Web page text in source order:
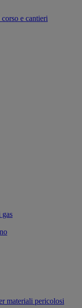
e cantieri
gas
materiali pericolosi